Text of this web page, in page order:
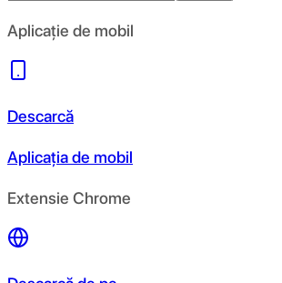
Aplicație de mobil
Descarcă
Aplicația de mobil
Extensie Chrome